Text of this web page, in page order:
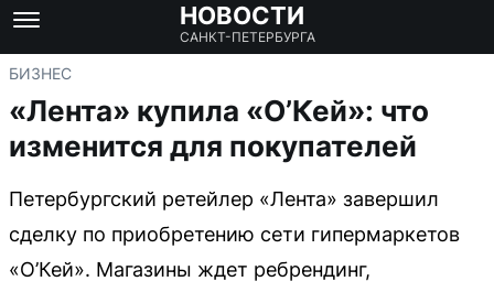
НОВОСТИ
САНКТ-ПЕТЕРБУРГА
БИЗНЕС
«Лента» купила «О’Кей»: что
изменится для покупателей
Петербургский ретейлер «Лента» завершил
сделку по приобретению сети гипермаркетов
«О’Кей». Магазины ждет ребрендинг,